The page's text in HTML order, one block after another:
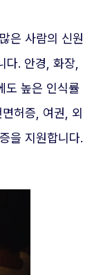
은 사람의 신원
다. 안경, 화장,
도 높은 인식률
허증, 여권, 외
을 지원합니다.